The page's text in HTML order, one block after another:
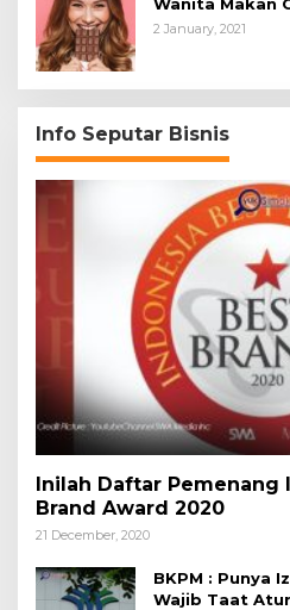
Wanita Makan
2 January, 2021
Info Seputar Bisnis
Inilah Daftar Pemenang
Brand Award 2020
21 December, 2020
BKPM : Punya
Wajib Taat